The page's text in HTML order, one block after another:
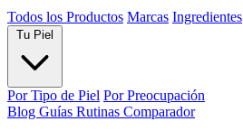
Todos los Productos Marcas Ingredientes
Por Tipo de Piel Por Preocupación
Blog Guías Rutinas Comparador